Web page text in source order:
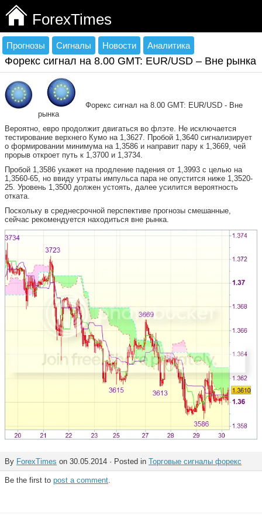
ForexTimes
Прогнозы Сигналы Новости Аналитика
Форекс сигнал на 8.00 GMT: EUR/USD – Вне рынка
Форекс сигнал на 8.00 GMT: EUR/USD - Вне
рынка
Вероятно, евро продолжит двигаться во флэте. Не исключается
тестирование верхнего Кумо на 1,3627. Пробой 1,3640 сигнализирует
о формировании минимума на 1,3586 и направит пару к 1,3669, чей
прорыв откроет путь к 1,3700 и 1,3734.
Пробой 1,3586 укажет на продление падения от 1,3993 с целью на
1,3560-65, но ввиду утраты импульса пара не опустится ниже 1,3520-
25. Уровень 1,3500 должен устоять, далее усилится вероятность
отката.
Поскольку в среднесрочной перспективе прогнозы смешанные,
сейчас рекомендуется находиться вне рынка.
By ForexTimes on 30.05.2014 · Posted in Торговые сигналы форекс
Be the first to post a comment